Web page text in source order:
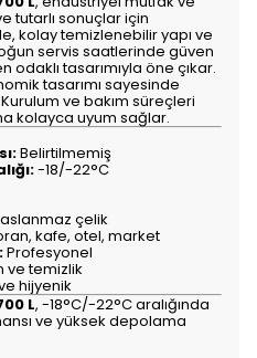
tutarlı sonuçlar için
kolay temizlenebilir yapı ve
servis saatlerinde güven
odaklı tasarımıyla öne çıkar.
tasarımı sayesinde
ve bakım süreçleri
kolayca uyum sağlar.
Belirtilmemiş
-18/-22°C
çelik
kafe, otel, market
Profesyonel
ve temizlik
hijyenik
L, -18°C/-22°C aralığında
ve yüksek depolama